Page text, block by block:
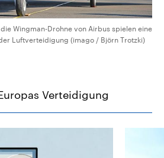
Wingman-Drohne von Airbus spielen eine
Luftverteidigung (imago / Björn Trotzki)
Verteidigung